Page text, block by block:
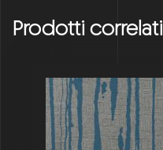
Prodotti correlati